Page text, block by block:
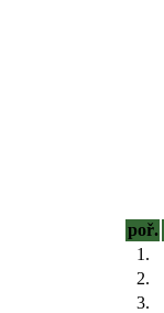
poř.
1.
2.
3.